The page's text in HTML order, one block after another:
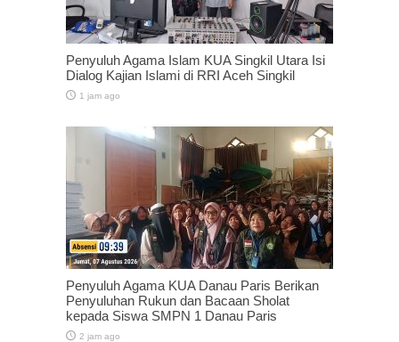
Penyuluh Agama Islam KUA Singkil Utara Isi
Dialog Kajian Islami di RRI Aceh Singkil
1 jam ago
Penyuluh Agama KUA Danau Paris Berikan
Penyuluhan Rukun dan Bacaan Sholat
kepada Siswa SMPN 1 Danau Paris
2 jam ago